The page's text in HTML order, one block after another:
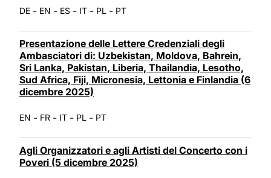
DE - EN - ES - IT - PL - PT
Presentazione delle Lettere Credenziali degli
Ambasciatori di: Uzbekistan, Moldova, Bahrein,
Sri Lanka, Pakistan, Liberia, Thailandia, Lesotho,
Sud Africa, Fiji, Micronesia, Lettonia e Finlandia (6
dicembre 2025)
EN - FR - IT - PL - PT
Agli Organizzatori e agli Artisti del Concerto con i
Poveri (5 dicembre 2025)